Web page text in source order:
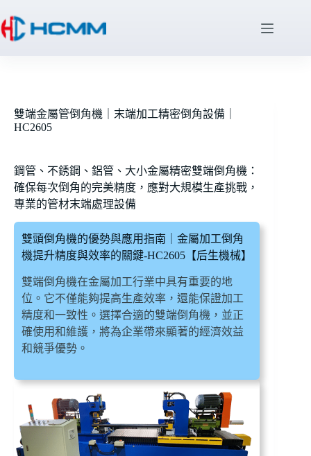
雙端金屬管倒角機｜末端加工精密倒角設備｜
HC2605
鋼管、不銹鋼、鋁管、大小金屬精密雙端倒角機：
確保每次倒角的完美精度，應對大規模生產挑戰，
專業的管材末端處理設備
雙頭倒角機的優勢與應用指南｜金屬加工倒角
機提升精度與效率的關鍵-HC2605【后生機械】
雙端倒角機在金屬加工行業中具有重要的地
位。它不僅能夠提高生產效率，還能保證加工
精度和一致性。選擇合適的雙端倒角機，並正
確使用和維護，將為企業帶來顯著的經濟效益
和競爭優勢。